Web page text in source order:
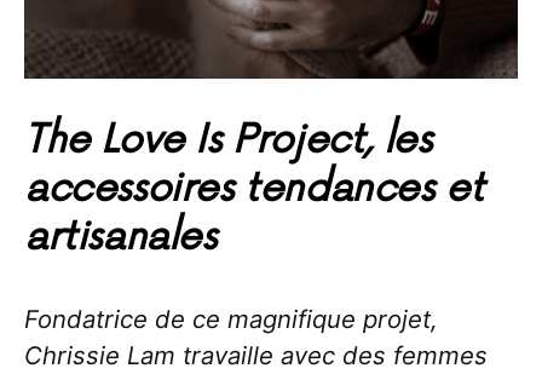
The Love Is Project, les
accessoires tendances et
artisanales
Fondatrice de ce magnifique projet,
Chrissie Lam travaille avec des femmes